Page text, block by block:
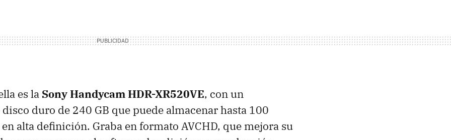
es la Sony Handycam HDR-XR520VE, con un
duro de 240 GB que puede almacenar hasta 100
alta definición. Graba en formato AVCHD, que mejora su